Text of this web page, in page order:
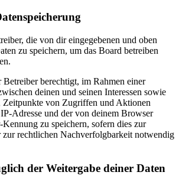
die von dir eingegebenen und oben
zu speichern, um das Board betreiben
Betreiber berechtigt, im Rahmen einer
deinen und seinen Interessen sowie
Zeitpunkte von Zugriffen und Aktionen
Adresse und der von deinem Browser
zu speichern, sofern dies zur
zur rechtlichen Nachverfolgbarkeit notwendig
der Weitergabe deiner Daten